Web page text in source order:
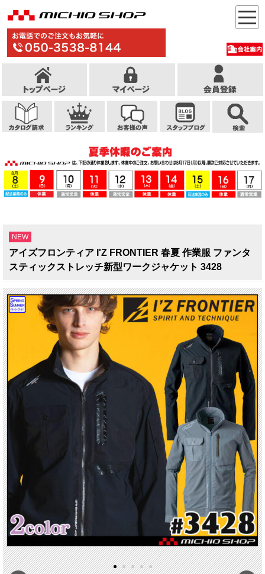
NEW
アイズフロンティア I'Z FRONTIER 春夏 作業服 ファンタ
スティックストレッチ新型ワークジャケット 3428